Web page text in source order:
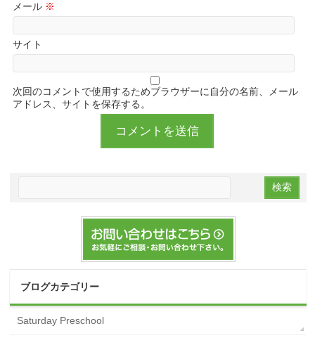
メール ※
サイト
次回のコメントで使用するためブラウザーに自分の名前、メール
アドレス、サイトを保存する。
ブログカテゴリー
Saturday Preschool